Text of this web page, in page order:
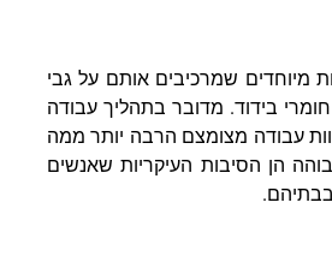
מיוחדים שמרכיבים אותם על גבי
חומרי בידוד. מדובר בתהליך עבודה
צוות עבודה מצומצם הרבה יותר ממה
הן הסיבות העיקריות שאנשים
בבתיהם.